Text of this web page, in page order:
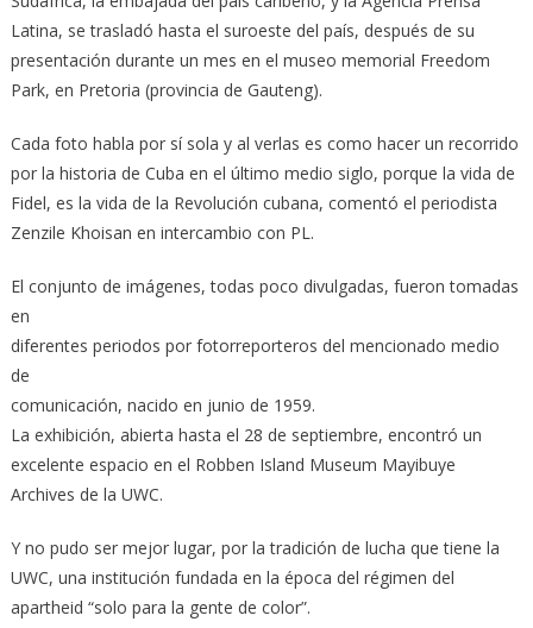
Latina, se trasladó hasta el suroeste del país, después de su
presentación durante un mes en el museo memorial Freedom
Park, en Pretoria (provincia de Gauteng).
Cada foto habla por sí sola y al verlas es como hacer un recorrido
por la historia de Cuba en el último medio siglo, porque la vida de
Fidel, es la vida de la Revolución cubana, comentó el periodista
Zenzile Khoisan en intercambio con PL.
El conjunto de imágenes, todas poco divulgadas, fueron tomadas
en
diferentes periodos por fotorreporteros del mencionado medio
de
comunicación, nacido en junio de 1959.
La exhibición, abierta hasta el 28 de septiembre, encontró un
excelente espacio en el Robben Island Museum Mayibuye
Archives de la UWC.
Y no pudo ser mejor lugar, por la tradición de lucha que tiene la
UWC, una institución fundada en la época del régimen del
apartheid “solo para la gente de color”.